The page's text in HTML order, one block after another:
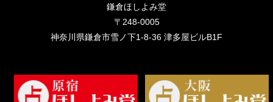
鎌倉ほしよみ堂
〒248-0005
神奈川県鎌倉市雪ノ下1-8-36 津多屋ビルB1F